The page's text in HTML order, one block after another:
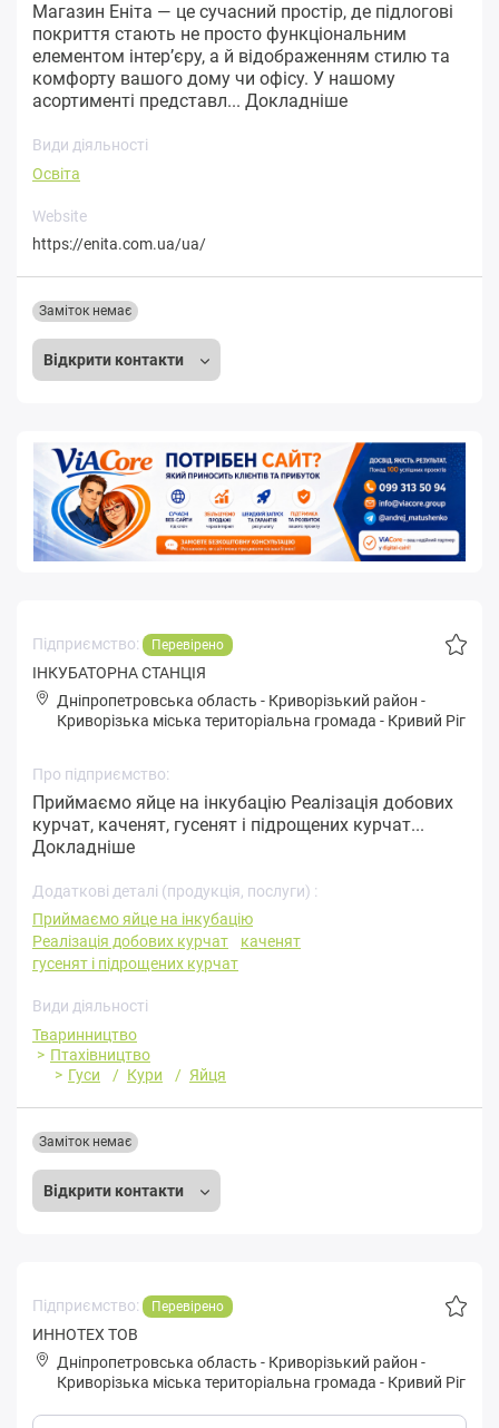
Магазин Еніта — це сучасний простір, де підлогові
покриття стають не просто функціональним
елементом інтер’єру, а й відображенням стилю та
комфорту вашого дому чи офісу. У нашому
асортименті представл... Докладніше
Види діяльності
Освіта
Website
https://enita.com.ua/ua/
Відкрити контакти
Заміток немає
Підприємство: Перевірено
ІНКУБАТОРНА СТАНЦІЯ
Дніпропетровська область - Криворізький район -
Кpивopізькa міська територіальна громада - Кривий Ріг
Про підприємство:
Приймаємо яйце на інкубацію Реалізація добових
курчат, каченят, гусенят і підрощених курчат...
Докладніше
Додаткові деталі (продукція, послуги) :
Приймаємо яйце на інкубацію
Реалізація добових курчат
каченят
гусенят і підрощених курчат
Види діяльності
Тваринництво
Птахівництво
Гуси
Кури Яйця
Відкрити контакти
Заміток немає
Підприємство: Перевірено
ИННОТЕХ ТОВ
Дніпропетровська область - Криворізький район -
Кpивopізькa міська територіальна громада - Кривий Ріг